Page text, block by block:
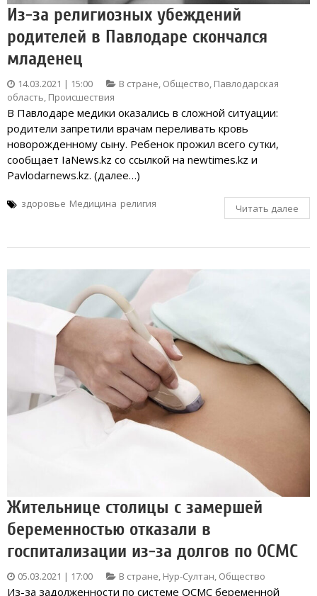
Из-за религиозных убеждений
родителей в Павлодаре скончался
младенец
14.03.2021 | 15:00 В стране, Общество, Павлодарская
область, Происшествия
В Павлодаре медики оказались в сложной ситуации:
родители запретили врачам переливать кровь
новорожденному сыну. Ребенок прожил всего сутки,
сообщает IaNews.kz со ссылкой на newtimes.kz и
Pavlodarnews.kz. (далее…)
здоровье Медицина религия Читать далее
Жительнице столицы с замершей
беременностью отказали в
госпитализации из-за долгов по ОСМС
05.03.2021 | 17:00 В стране, Нур-Султан, Общество
Из-за задолженности по системе ОСМС беременной